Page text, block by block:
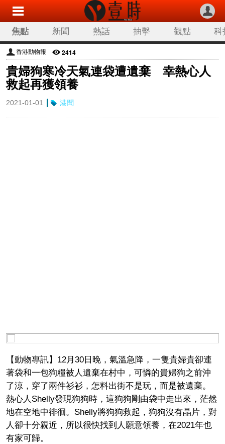
焦點 新聞 熱話 抽擊 觀點 科
香港動物報 2414
貴婦狗寒冷天氣連袋遭遺棄 幸熱心人
救起再獲領養
2021-01-01 港聞
【動物專訊】12月30日晚，氣溫急降，一隻貴婦貴卻連
著袋和一包狗糧被人遺棄在村中，可憐的貴婦狗之前沖
了涼，穿了兩件衫衫，怎料出街不是玩，而是被遺棄。
熱心人Shelly發現狗狗時，這狗狗剛由袋中走出來，茫然
地在空地中徘徊。Shelly將狗狗救起，狗狗沒有晶片，對
人卻十分親近，所以很快找到人願意領養，在2021年也
有家可歸。